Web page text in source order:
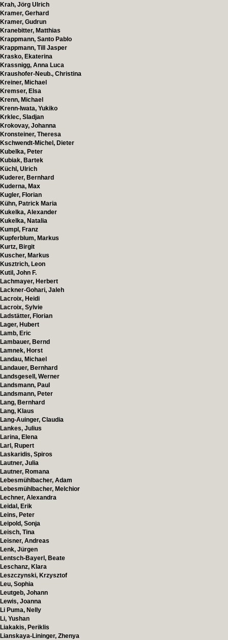
Krah, Jörg Ulrich
Kramer, Gerhard
Kramer, Gudrun
Kranebitter, Matthias
Krappmann, Santo Pablo
Krappmann, Till Jasper
Krasko, Ekaterina
Krassnigg, Anna Luca
Kraushofer-Neub., Christina
Kreiner, Michael
Kremser, Elsa
Krenn, Michael
Krenn-Iwata, Yukiko
Krklec, Sladjan
Krokovay, Johanna
Kronsteiner, Theresa
Kschwendt-Michel, Dieter
Kubelka, Peter
Kubiak, Bartek
Küchl, Ulrich
Kuderer, Bernhard
Kuderna, Max
Kugler, Florian
Kühn, Patrick Maria
Kukelka, Alexander
Kukelka, Natalia
Kumpl, Franz
Kupferblum, Markus
Kurtz, Birgit
Kuscher, Markus
Kusztrich, Leon
Kutil, John F.
Lachmayer, Herbert
Lackner-Gohari, Jaleh
Lacroix, Heidi
Lacroix, Sylvie
Ladstätter, Florian
Lager, Hubert
Lamb, Eric
Lambauer, Bernd
Lamnek, Horst
Landau, Michael
Landauer, Bernhard
Landsgesell, Werner
Landsmann, Paul
Landsmann, Peter
Lang, Bernhard
Lang, Klaus
Lang-Auinger, Claudia
Lankes, Julius
Larina, Elena
Larl, Rupert
Laskaridis, Spiros
Lautner, Julia
Lautner, Romana
Lebesmühlbacher, Adam
Lebesmühlbacher, Melchior
Lechner, Alexandra
Leidal, Erik
Leins, Peter
Leipold, Sonja
Leisch, Tina
Leisner, Andreas
Lenk, Jürgen
Lentsch-Bayerl, Beate
Leschanz, Klara
Leszczynski, Krzysztof
Leu, Sophia
Leutgeb, Johann
Lewis, Joanna
Li Puma, Nelly
Li, Yushan
Liakakis, Periklis
Lianskaya-Lininger, Zhenya